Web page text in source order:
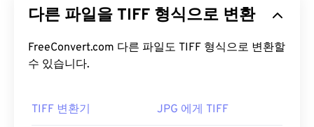
파일은 디지털 광고와 데스크톱 퍼블리싱(DTP) 분야
구조를 가지고 있어 JPEG, 무손실 압축 이미지 파일,
레이어가 있는 이미지 또는 페이지 이미지의
TIFF 파일을 어떻게 여나요?
다른 파일을 TIFF 형식으로 변환
FreeConvert.com 다른 파일도 TIFF 형식으로 변환할
수 있습니다.
TIFF 변환기 JPG 에게 TIFF